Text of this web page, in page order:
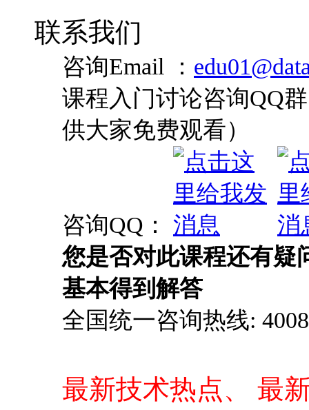
联系我们
咨询Email ：
课程入门讨论咨询QQ
供大家免费观看）
咨询QQ：
您是否对此课程还有疑
基本得到解答
全国统一咨询热线:
最新技术热点、 最